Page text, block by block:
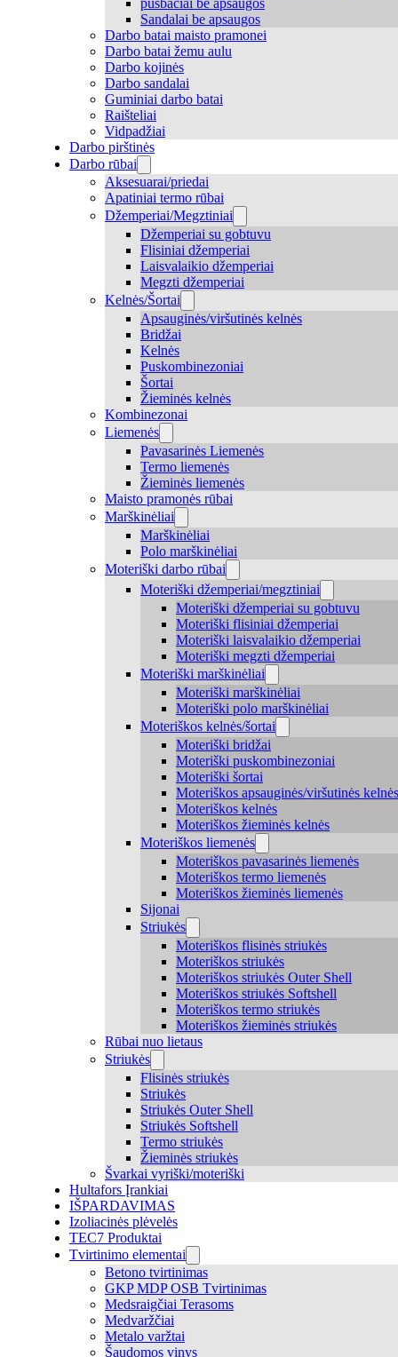
pusbačiai be apsaugos
Sandalai be apsaugos
Darbo batai maisto pramonei
Darbo batai žemu aulu
Darbo kojinės
Darbo sandalai
Guminiai darbo batai
Raišteliai
Vidpadžiai
Darbo pirštinės
Darbo rūbai
Aksesuarai/priedai
Apatiniai termo rūbai
Džemperiai/Megztiniai
Džemperiai su gobtuvu
Flisiniai džemperiai
Laisvalaikio džemperiai
Megzti džemperiai
Kelnės/Šortai
Apsauginės/viršutinės kelnės
Bridžai
Kelnės
Puskombinezoniai
Šortai
Žieminės kelnės
Kombinezonai
Liemenės
Pavasarinės Liemenės
Termo liemenės
Žieminės liemenės
Maisto pramonės rūbai
Marškinėliai
Marškinėliai
Polo marškinėliai
Moteriški darbo rūbai
Moteriški džemperiai/megztiniai
Moteriški džemperiai su gobtuvu
Moteriški flisiniai džemperiai
Moteriški laisvalaikio džemperiai
Moteriški megzti džemperiai
Moteriški marškinėliai
Moteriški marškinėliai
Moteriški polo marškinėliai
Moteriškos kelnės/šortai
Moteriški bridžai
Moteriški puskombinezoniai
Moteriški šortai
Moteriškos apsauginės/viršutinės kelnės
Moteriškos kelnės
Moteriškos žieminės kelnės
Moteriškos liemenės
Moteriškos pavasarinės liemenės
Moteriškos termo liemenės
Moteriškos žieminės liemenės
Sijonai
Striukės
Moteriškos flisinės striukės
Moteriškos striukės
Moteriškos striukės Outer Shell
Moteriškos striukės Softshell
Moteriškos termo striukės
Moteriškos žieminės striukės
Rūbai nuo lietaus
Striukės
Flisinės striukės
Striukės
Striukės Outer Shell
Striukės Softshell
Termo striukės
Žieminės striukės
Švarkai vyriški/moteriški
Hultafors Įrankiai
IŠPARDAVIMAS
Izoliacinės plėvelės
TEC7 Produktai
Tvirtinimo elementai
Betono tvirtinimas
GKP MDP OSB Tvirtinimas
Medsraigčiai Terasoms
Medvaržčiai
Metalo varžtai
Šaudomos vinys